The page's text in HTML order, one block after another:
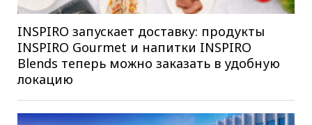
INSPIRO запускает доставку: продукты
INSPIRO Gourmet и напитки INSPIRO
Blends теперь можно заказать в удобную
локацию